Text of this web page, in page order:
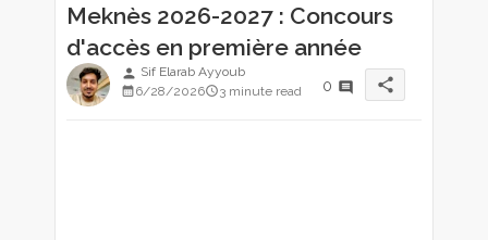
Meknès 2026-2027 : Concours
d'accès en première année
person Sif Elarab Ayyoub
6/28/2026
3 minute read 0 share